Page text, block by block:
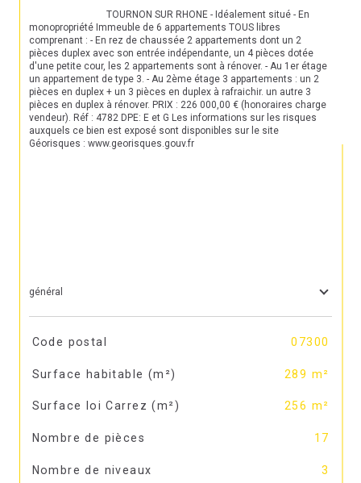
monopropriété Immeuble de 6 appartements TOUS libres
comprenant : - En rez de chaussée 2 appartements dont un 2
pièces duplex avec son entrée indépendante, un 4 pièces dotée
d'une petite cour, les 2 appartements sont à rénover. - Au 1er étage
un appartement de type 3. - Au 2ème étage 3 appartements : un 2
pièces en duplex + un 3 pièces en duplex à rafraichir. un autre 3
pièces en duplex à rénover. PRIX : 226 000,00 € (honoraires charge
vendeur). Réf : 4782 DPE: E et G Les informations sur les risques
auxquels ce bien est exposé sont disponibles sur le site
Géorisques : www.georisques.gouv.fr
général
TRAD_SIROCCO_Caracteristique
Code postal 07300
Surface habitable (m²) 289 m²
Surface loi Carrez (m²) 256 m²
Nombre de pièces 17
Nombre de niveaux 3